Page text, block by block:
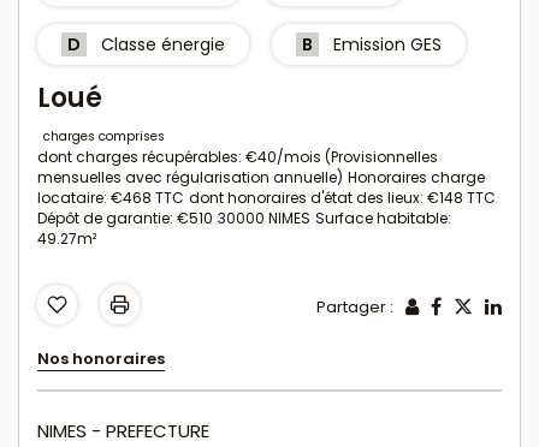
D Classe énergie B Emission GES
Loué
charges comprises
dont charges récupérables: €40/mois (Provisionnelles
mensuelles avec régularisation annuelle) Honoraires charge
locataire: €468 TTC dont honoraires d'état des lieux: €148 TTC
Dépôt de garantie: €510 30000 NIMES Surface habitable:
49.27m²
Partager :
Nos honoraires
NIMES - PREFECTURE